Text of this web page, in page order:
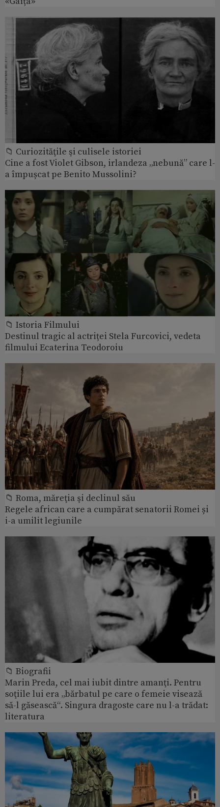
📁 Curiozităţile şi culisele istoriei
Cine a fost Violet Gibson, irlandeza „nebună” care l-
a împușcat pe Benito Mussolini?
📁 Istoria Filmului
Destinul tragic al actriței Stela Furcovici, vedeta
filmului Ecaterina Teodoroiu
📁 Roma, măreţia şi declinul său
Regele african care a cumpărat senatorii Romei și
i-a umilit legiunile
📁 Biografii
Marin Preda, cel mai iubit dintre amanţi. Pentru
soţiile lui era „bărbatul pe care o femeie visează
să-l găsească“. Singura dragoste care nu l-a trădat:
literatura